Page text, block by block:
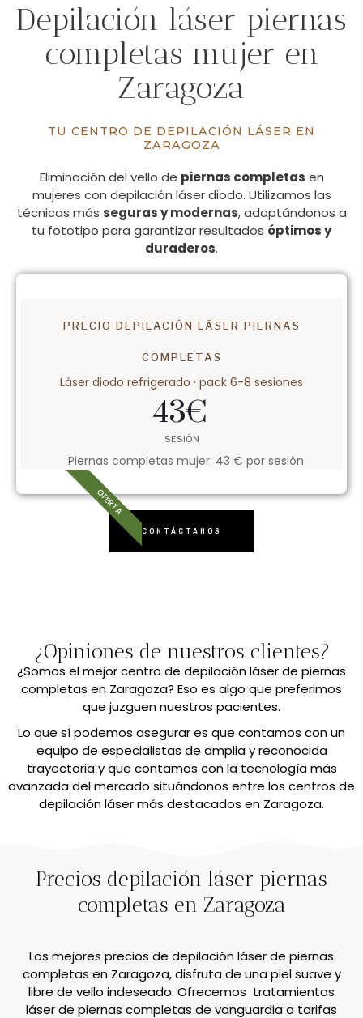
Depilación láser piernas
completas mujer en
Zaragoza
TU CENTRO DE DEPILACIÓN LÁSER EN
ZARAGOZA
Eliminación del vello de piernas completas en
mujeres con depilación láser diodo. Utilizamos las
técnicas más seguras y modernas, adaptándonos a
tu fototipo para garantizar resultados óptimos y
duraderos.
PRECIO DEPILACIÓN LÁSER PIERNAS
COMPLETAS
Láser diodo refrigerado · pack 6-8 sesiones
43€
SESIÓN
Piernas completas mujer: 43 € por sesión
OFERTA
CONTÁCTANOS
¿Opiniones de nuestros clientes?
¿Somos el mejor centro de depilación láser de piernas
completas en Zaragoza? Eso es algo que preferimos
que juzguen nuestros pacientes.
Lo que sí podemos asegurar es que contamos con un
equipo de especialistas de amplia y reconocida
trayectoria y que contamos con la tecnología más
avanzada del mercado situándonos entre los centros de
depilación láser más destacados en Zaragoza.
Precios depilación láser piernas
completas en Zaragoza
Los mejores precios de depilación láser de piernas
completas en Zaragoza, disfruta de una piel suave y
libre de vello indeseado. Ofrecemos tratamientos
láser de piernas completas de vanguardia a tarifas